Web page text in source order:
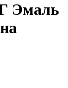
Эмаль